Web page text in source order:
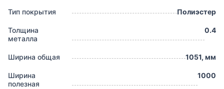
Тип покрытия Полиэстер
Толщина
металла
0.4
Ширина общая 1051, мм
Ширина
полезная
1000